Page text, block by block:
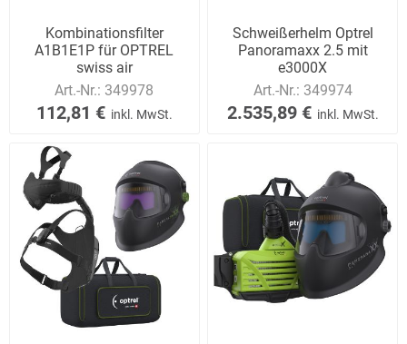
Kombinationsfilter
A1B1E1P für OPTREL
swiss air
Art.-Nr.: 349978
112,81 € inkl. MwSt.
Schweißerhelm Optrel
Panoramaxx 2.5 mit
e3000X
Art.-Nr.: 349974
2.535,89 € inkl. MwSt.